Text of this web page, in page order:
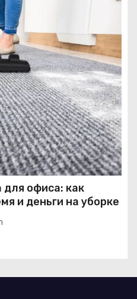
для офиса: как
и деньги на уборке